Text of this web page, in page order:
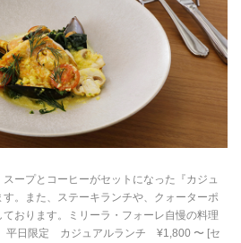
ープとコーヒーがセットになった『カジュ
。また、ステーキランチや、クォーターポ
おります。ミリーラ・フォーレ自慢の料理
平日限定 カジュアルランチ ¥1,800 〜 [セ